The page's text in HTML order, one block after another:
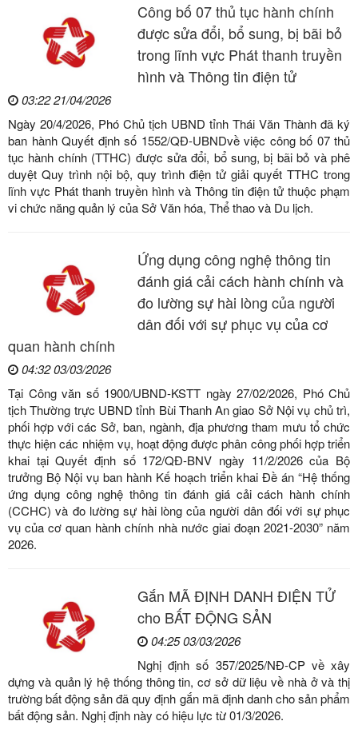
Công bố 07 thủ tục hành chính
được sửa đổi, bổ sung, bị bãi bỏ
trong lĩnh vực Phát thanh truyền
hình và Thông tin điện tử
03:22 21/04/2026
Ngày 20/4/2026, Phó Chủ tịch UBND tỉnh Thái Văn Thành đã ký
ban hành Quyết định số 1552/QĐ-UBNDvề việc công bố 07 thủ
tục hành chính (TTHC) được sửa đổi, bổ sung, bị bãi bỏ và phê
duyệt Quy trình nội bộ, quy trình điện tử giải quyết TTHC trong
lĩnh vực Phát thanh truyền hình và Thông tin điện tử thuộc phạm
vi chức năng quản lý của Sở Văn hóa, Thể thao và Du lịch.
Ứng dụng công nghệ thông tin
đánh giá cải cách hành chính và
đo lường sự hài lòng của người
dân đối với sự phục vụ của cơ
quan hành chính
04:32 03/03/2026
Tại Công văn số 1900/UBND-KSTT ngày 27/02/2026, Phó Chủ
tịch Thường trực UBND tỉnh Bùi Thanh An giao Sở Nội vụ chủ trì,
phối hợp với các Sở, ban, ngành, địa phương tham mưu tổ chức
thực hiện các nhiệm vụ, hoạt động được phân công phối hợp triển
khai tại Quyết định số 172/QĐ-BNV ngày 11/2/2026 của Bộ
trưởng Bộ Nội vụ ban hành Kế hoạch triển khai Đề án “Hệ thống
ứng dụng công nghệ thông tin đánh giá cải cách hành chính
(CCHC) và đo lường sự hài lòng của người dân đối với sự phục
vụ của cơ quan hành chính nhà nước giai đoạn 2021-2030” năm
2026.
Gắn MÃ ĐỊNH DANH ĐIỆN TỬ
cho BẤT ĐỘNG SẢN
04:25 03/03/2026
Nghị định số 357/2025/NĐ-CP về xây
dựng và quản lý hệ thống thông tin, cơ sở dữ liệu về nhà ở và thị
trường bất động sản đã quy định gắn mã định danh cho sản phẩm
bất động sản. Nghị định này có hiệu lực từ 01/3/2026.